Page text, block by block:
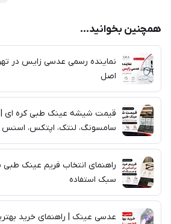
همچنین بخوانید...
نماینده رسمی عدسی زایس در
اصل
قیمت شیشه عینک طبی کره ای
سامسونگ، لنتک، اپتکس، اسنس
راهنمای انتخاب فریم عینک
سبک استفاده
عدسی عینک | راهنمای خرید